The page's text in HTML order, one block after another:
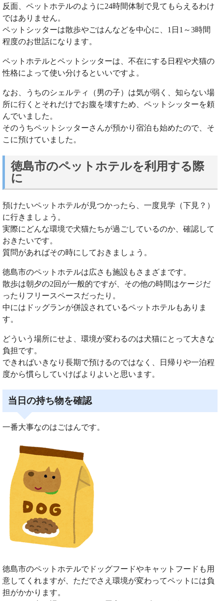
反面、ペットホテルのように24時間体制で見てもらえるわけ
ではありません。
ペットシッターは散歩やごはんなどを中心に、1日1～3時間
程度のお世話になります。
ペットホテルとペットシッターは、不在にする日程や犬猫の
性格によって使い分けるといいですよ。
なお、うちのシェルティ（男の子）は気が弱く、知らない場
所に行くとそれだけでお腹を壊すため、ペットシッターを頼
んでいました。
そのうちペットシッターさんが預かり宿泊も始めたので、そ
こに預けていました。
徳島市のペットホテルを利用する際
に
預けたいペットホテルが見つかったら、一度見学（下見？）
に行きましょう。
実際にどんな環境で犬猫たちが過ごしているのか、確認して
おきたいです。
質問があればその時にしておきましょう。
徳島市のペットホテルは広さも施設もさまざまです。
散歩は朝夕の2回が一般的ですが、その他の時間はケージだ
ったりフリースペースだったり。
中にはドッグランが併設されているペットホテルもありま
す。
どういう場所にせよ、環境が変わるのは犬猫にとって大きな
負担です。
できればいきなり長期で預けるのではなく、日帰りや一泊程
度から慣らしていけばよりよいと思います。
当日の持ち物を確認
一番大事なのはごはんです。
徳島市のペットホテルでドッグフードやキャットフードも用
意してくれますが、ただでさえ環境が変わってペットには負
担がかかります。